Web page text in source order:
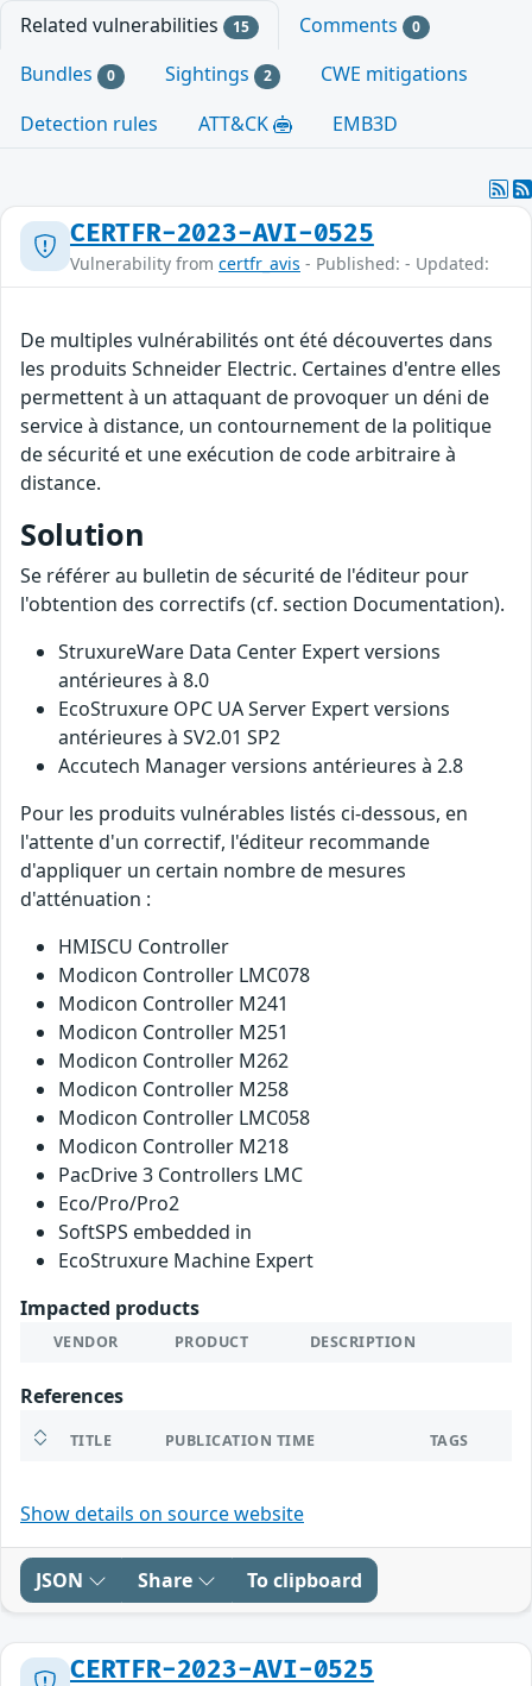
Related vulnerabilities 15 Comments 0
Bundles 0 Sightings 2
CWE mitigations
Detection rules
ATT&CK EMB3D
CERTFR-2023-AVI-0525
Vulnerability from certfr_avis - Published: - Updated:
De multiples vulnérabilités ont été découvertes dans
les produits Schneider Electric. Certaines d'entre elles
permettent à un attaquant de provoquer un déni de
service à distance, un contournement de la politique
de sécurité et une exécution de code arbitraire à
distance.
Solution
Se référer au bulletin de sécurité de l'éditeur pour
l'obtention des correctifs (cf. section Documentation).
StruxureWare Data Center Expert versions
antérieures à 8.0
EcoStruxure OPC UA Server Expert versions
antérieures à SV2.01 SP2
Accutech Manager versions antérieures à 2.8
Pour les produits vulnérables listés ci-dessous, en
l'attente d'un correctif, l'éditeur recommande
d'appliquer un certain nombre de mesures
d'atténuation :
HMISCU Controller
Modicon Controller LMC078
Modicon Controller M241
Modicon Controller M251
Modicon Controller M262
Modicon Controller M258
Modicon Controller LMC058
Modicon Controller M218
PacDrive 3 Controllers LMC
Eco/Pro/Pro2
SoftSPS embedded in
EcoStruxure Machine Expert
Impacted products
VENDOR PRODUCT DESCRIPTION
References
TITLE PUBLICATION TIME TAGS
Show details on source website
JSON Share To clipboard
CERTFR-2023-AVI-0525